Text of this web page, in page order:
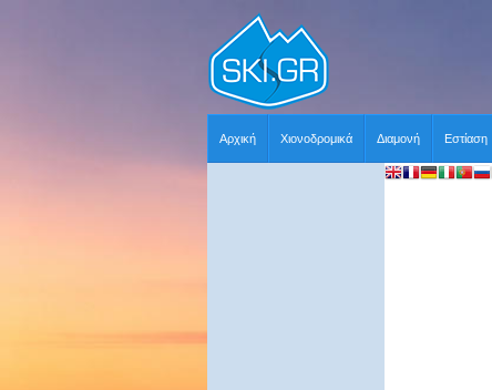
Αρχική Χιονοδρομικά Διαμονή Εστίαση